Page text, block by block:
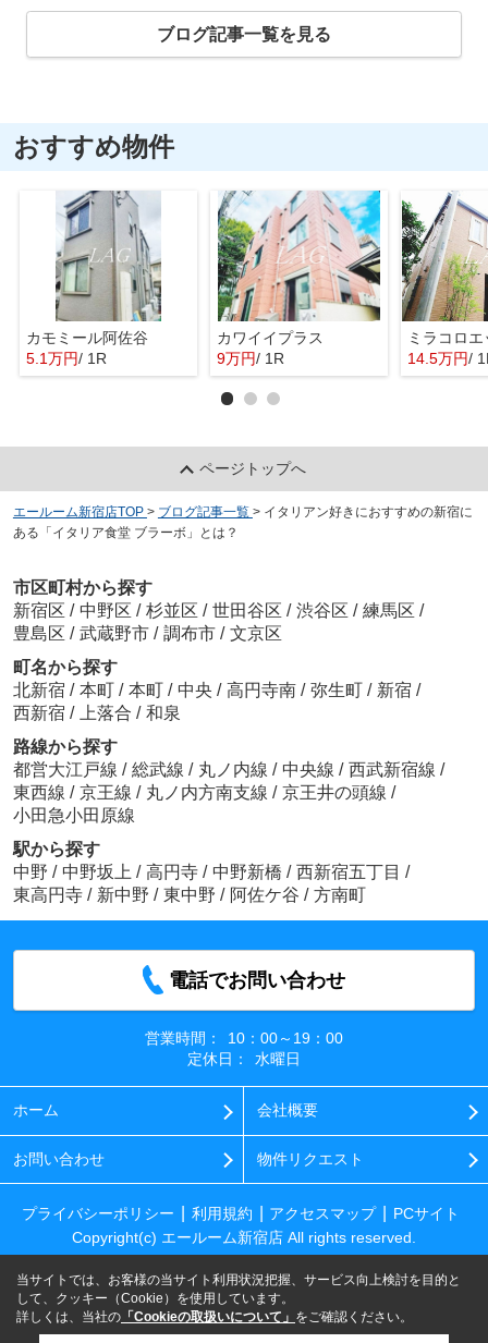
ブログ記事一覧を見る
おすすめ物件
カモミール阿佐谷
5.1万円/ 1R
カワイイプラス
9万円/ 1R
ミラコロ
14.5万円/
ページトップへ
エールーム新宿店TOP > ブログ記事一覧 > イタリアン好きにおすすめの新宿に
ある「イタリア食堂 ブラーボ」とは？
市区町村から探す
新宿区 / 中野区 / 杉並区 / 世田谷区 / 渋谷区 / 練馬区 /
豊島区 / 武蔵野市 / 調布市 / 文京区
町名から探す
北新宿 / 本町 / 本町 / 中央 / 高円寺南 / 弥生町 / 新宿 /
西新宿 / 上落合 / 和泉
路線から探す
都営大江戸線 / 総武線 / 丸ノ内線 / 中央線 / 西武新宿線 /
東西線 / 京王線 / 丸ノ内方南支線 / 京王井の頭線 /
小田急小田原線
駅から探す
中野 / 中野坂上 / 高円寺 / 中野新橋 / 西新宿五丁目 /
東高円寺 / 新中野 / 東中野 / 阿佐ケ谷 / 方南町
電話でお問い合わせ
営業時間：
10：00～19：00
定休日：
水曜日
ホーム 会社概要
お問い合わせ 物件リクエスト
プライバシーポリシー 利用規約 アクセスマップ
PCサイト
Copyright(c) エールーム新宿店 All rights reserved.
当サイトでは、お客様の当サイト利用状況把握、サービス向上検討を目的と
して、クッキー（Cookie）を使用しています。
詳しくは、当社の 「Cookieの取扱いについて」 をご確認ください。